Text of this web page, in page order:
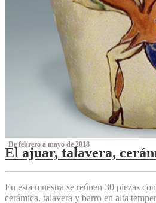
‌ De febrero a mayo de 2018
El ajuar, talavera,
‌
En esta muestra se reúnen 30 piezas
cerámica, talavera y barro en alta